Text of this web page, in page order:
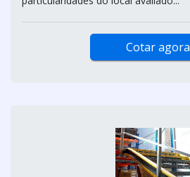
Cotar agora